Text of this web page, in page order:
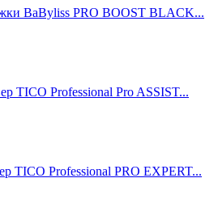
BaByliss PRO BOOST BLACK...
TICO Professional Pro ASSIST...
TICO Professional PRO EXPERT...